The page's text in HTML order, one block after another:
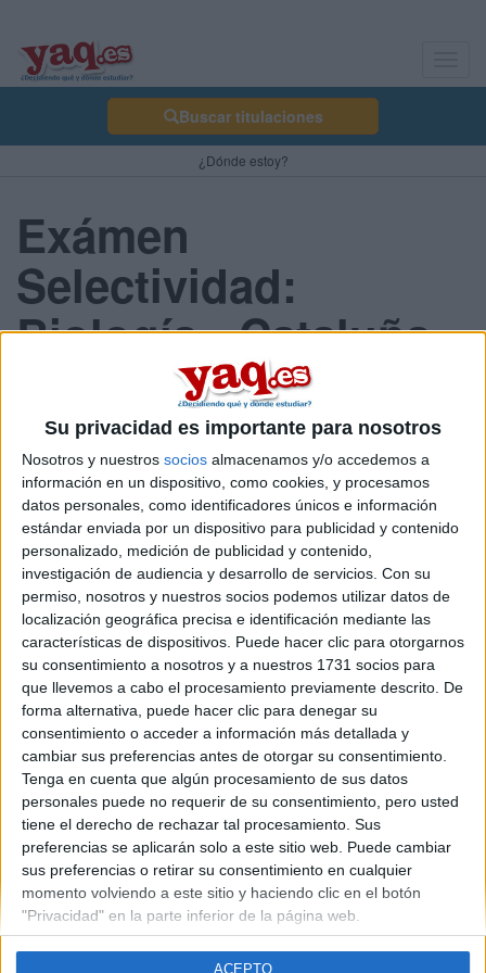
Su privacidad es importante para nosotros
Nosotros y nuestros socios almacenamos y/o accedemos a
información en un dispositivo, como cookies, y procesamos
datos personales, como identificadores únicos e información
estándar enviada por un dispositivo para publicidad y contenido
personalizado, medición de publicidad y contenido,
investigación de audiencia y desarrollo de servicios. Con su
permiso, nosotros y nuestros socios podemos utilizar datos de
localización geográfica precisa e identificación mediante las
características de dispositivos. Puede hacer clic para otorgarnos
su consentimiento a nosotros y a nuestros 1731 socios para
que llevemos a cabo el procesamiento previamente descrito. De
forma alternativa, puede hacer clic para denegar su
consentimiento o acceder a información más detallada y
cambiar sus preferencias antes de otorgar su consentimiento.
Tenga en cuenta que algún procesamiento de sus datos
personales puede no requerir de su consentimiento, pero usted
tiene el derecho de rechazar tal procesamiento. Sus
preferencias se aplicarán solo a este sitio web. Puede cambiar
sus preferencias o retirar su consentimiento en cualquier
momento volviendo a este sitio y haciendo clic en el botón
"Privacidad" en la parte inferior de la página web.
ACEPTO
Buscar titulaciones
¿Dónde estoy?
Exámen
Selectividad:
Biología - Cataluña
2013 Junio
Comunidad:
Cataluña
Año del examen:
2013
Mes de examen:
Junio
Asignatura:
Biología
Fichero Examen:
ex-men-selectividad-biolog-catalu-2013-junio.pdf
Quiénes somos| Contactar| Anúnciate
Aviso legal|Politica de privacidad|Condiciones generales
de cookies
© 2003-2026Compás Mediterráneo S.L.- Diego de León 47 - 28006
Madrid [ESPAÑA] - Tel. +34 91 593 2767